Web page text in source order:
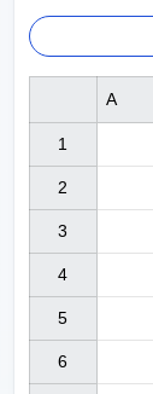
1
2
3
4
5
6
A